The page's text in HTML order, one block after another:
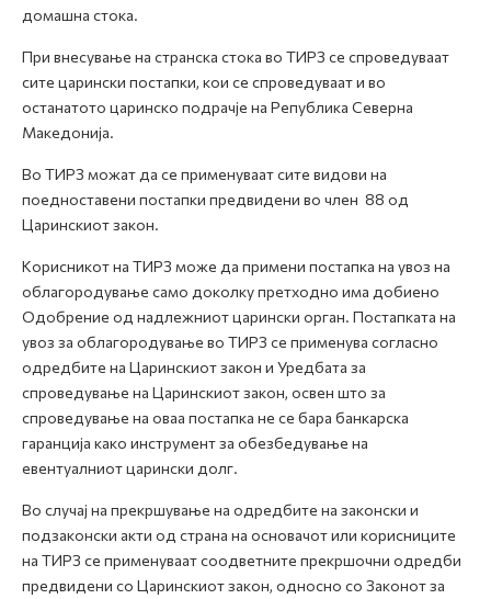
домашна стока.
При внесување на странска стока во ТИРЗ се спроведуваат
сите царински постапки, кои се спроведуваат и во
останатото царинско подрачје на Република Северна
Македонија.
Во ТИРЗ можат да се применуваат сите видови на
поедноставени постапки предвидени во член 88 од
Царинскиот закон.
Корисникот на ТИРЗ може да примени постапка на увоз на
облагородување само доколку претходно има добиено
Одобрение од надлежниот царински орган. Постапката на
увоз за облагородување во ТИРЗ се применува согласно
одредбите на Царинскиот закон и Уредбата за
спроведување на Царинскиот закон, освен што за
спроведување на оваа постапка не се бара банкарска
гаранција како инструмент за обезбедување на
евентуалниот царински долг.
Во случај на прекршување на одредбите на законски и
подзаконски акти од страна на основачот или корисниците
на ТИРЗ се применуваат соодветните прекршочни одредби
предвидени со Царинскиот закон, односно со Законот за